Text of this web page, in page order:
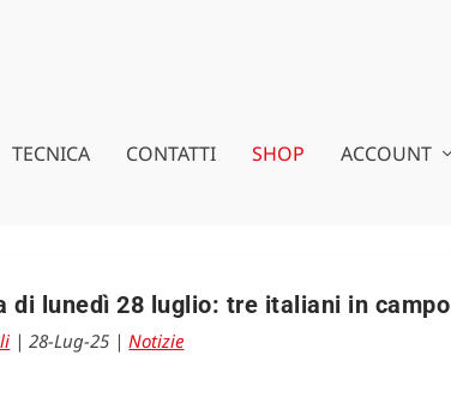
TECNICA CONTATTI SHOP ACCOUNT
di lunedì 28 luglio: tre italiani in campo
|28-Lug-25 |Notizie